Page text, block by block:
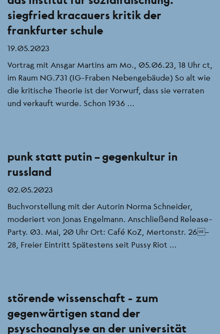
siegfried kracauers kritik der
frankfurter schule
19.05.2023
Vortrag mit Ansgar Martins am Mo., 05.06.23, 18 Uhr ct,
im Raum NG.731 (IG-Fraben Nebengebäude) So alt wie
die kritische Theorie ist der Vorwurf, dass sie verraten
und verkauft wurde. Schon 1936 ...
punk statt putin – gegenkultur in
russland
02.05.2023
Buchvorstellung mit der Autorin Norma Schneider,
moderiert von Jonas Engelmann. Anschließend Release-
Party. 03. Mai, 20 Uhr Ort: Café KoZ, Mertonstr. 26–
28, Freier Eintritt Spätestens seit Pussy Riot ...
störende wissenschaft - zum
gegenwärtigen stand der
psyschoanalyse an der universität